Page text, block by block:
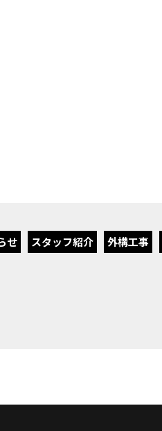
せ スタッフ紹介 外構工事